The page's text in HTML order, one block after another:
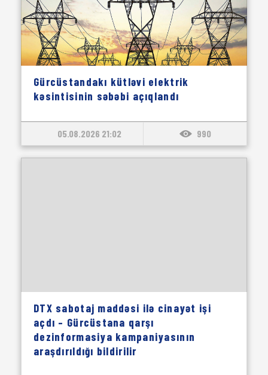
Gürcüstandakı kütləvi elektrik
kəsintisinin səbəbi açıqlandı
05.08.2026 21:02 990
DTX sabotaj maddəsi ilə cinayət işi
açdı – Gürcüstana qarşı
dezinformasiya kampaniyasının
araşdırıldığı bildirilir